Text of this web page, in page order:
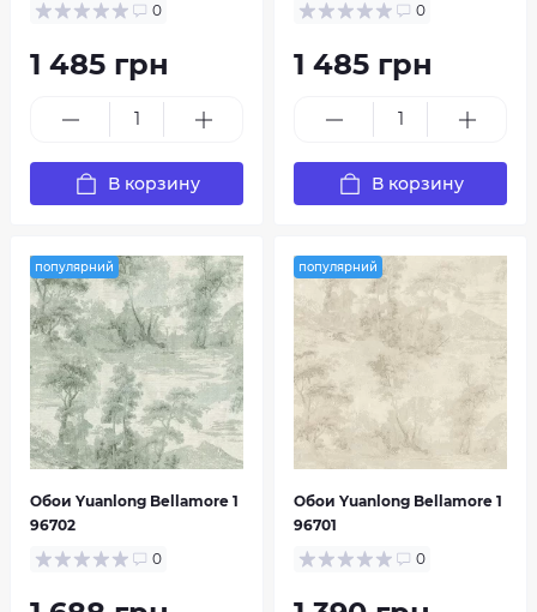
0
1 485 грн
В корзину
0
1 485 грн
В корзину
популярний
Обои Yuanlong Bellamore 1
96702
0
популярний
Обои Yuanlong Bellamore 1
96701
0